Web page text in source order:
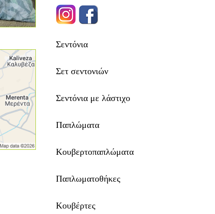
Σεντόνια
Σετ σεντονιών
Σεντόνια με λάστιχο
Παπλώματα
Κουβερτοπαπλώματα
Παπλωματοθήκες
Κουβέρτες